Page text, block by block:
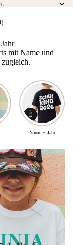
mit Name und
Name + Jahr